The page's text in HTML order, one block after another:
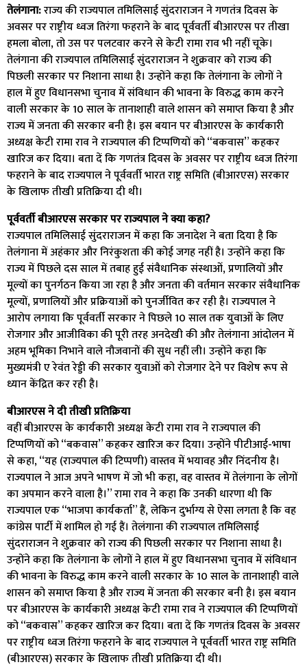
तेलंगाना:राज्य की राज्यपाल तमिलिसाई सुंदराराजन ने गणतंत्र दिवस के
अवसर पर राष्ट्रीय ध्वज तिरंगा फहराने के बाद पूर्ववर्ती बीआरएस पर तीखा
हमला बोला, तो उस पर पलटवार करने से केटी रामा राव भी नहीं चूके।
तेलंगाना की राज्यपाल तमिलिसाई सुंदराराजन ने शुक्रवार को राज्य की
पिछली सरकार पर निशाना साधा है। उन्होंने कहा कि तेलंगाना के लोगों ने
हाल में हुए विधानसभा चुनाव में संविधान की भावना के विरुद्ध काम करने
वाली सरकार के 10 साल के तानाशाही वाले शासन को समाप्त किया है और
राज्य में जनता की सरकार बनी है। इस बयान पर बीआरएस के कार्यकारी
अध्यक्ष केटी रामा राव ने राज्यपाल की टिप्पणियों को “बकवास” कहकर
खारिज कर दिया। बता दें कि गणतंत्र दिवस के अवसर पर राष्ट्रीय ध्वज तिरंगा
फहराने के बाद राज्यपाल ने पूर्ववर्ती भारत राष्ट्र समिति (बीआरएस) सरकार
के खिलाफ तीखी प्रतिक्रिया दी थी।
पूर्ववर्ती बीआरएस सरकार पर राज्यपाल ने क्या कहा?
राज्यपाल तमिलिसाई सुंदराराजन में कहा कि जनादेश ने बता दिया है कि
तेलंगाना में अहंकार और निरंकुशता की कोई जगह नहीं है। उन्होंने कहा कि
राज्य में पिछले दस साल में तबाह हुई संवैधानिक संस्थाओं, प्रणालियों और
मूल्यों का पुनर्गठन किया जा रहा है और जनता की वर्तमान सरकार संवैधानिक
मूल्यों, प्रणालियों और प्रक्रियाओं को पुनर्जीवित कर रही है। राज्यपाल ने
आरोप लगाया कि पूर्ववर्ती सरकार ने पिछले 10 साल तक युवाओं के लिए
रोजगार और आजीविका की पूरी तरह अनदेखी की और तेलंगाना आंदोलन में
अहम भूमिका निभाने वाले नौजवानों की सुध नहीं ली। उन्होंने कहा कि
मुख्यमंत्री ए रेवंत रेड्डी की सरकार युवाओं को रोजगार देने पर विशेष रूप से
ध्यान केंद्रित कर रही है।
बीआरएस ने दी तीखी प्रतिक्रिया
वहीं बीआरएस के कार्यकारी अध्यक्ष केटी रामा राव ने राज्यपाल की
टिप्पणियों को “बकवास” कहकर खारिज कर दिया। उन्होंने पीटीआई-भाषा
से कहा, ‘‘यह (राज्यपाल की टिप्पणी) वास्तव में भयावह और निंदनीय है।
राज्यपाल ने आज अपने भाषण में जो भी कहा, वह वास्तव में तेलंगाना के लोगों
का अपमान करने वाला है।” रामा राव ने कहा कि उनकी धारणा थी कि
राज्यपाल एक “भाजपा कार्यकर्ता” हैं, लेकिन दुर्भाग्य से ऐसा लगता है कि वह
कांग्रेस पार्टी में शामिल हो गई हैं। तेलंगाना की राज्यपाल तमिलिसाई
सुंदराराजन ने शुक्रवार को राज्य की पिछली सरकार पर निशाना साधा है।
उन्होंने कहा कि तेलंगाना के लोगों ने हाल में हुए विधानसभा चुनाव में संविधान
की भावना के विरुद्ध काम करने वाली सरकार के 10 साल के तानाशाही वाले
शासन को समाप्त किया है और राज्य में जनता की सरकार बनी है। इस बयान
पर बीआरएस के कार्यकारी अध्यक्ष केटी रामा राव ने राज्यपाल की टिप्पणियों
को “बकवास” कहकर खारिज कर दिया। बता दें कि गणतंत्र दिवस के अवसर
पर राष्ट्रीय ध्वज तिरंगा फहराने के बाद राज्यपाल ने पूर्ववर्ती भारत राष्ट्र समिति
(बीआरएस) सरकार के खिलाफ तीखी प्रतिक्रिया दी थी।